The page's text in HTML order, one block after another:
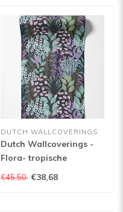
DUTCH WALLCOVERINGS
Dutch Wallcoverings -
Flora- tropische
bladeren
€45,50 €38,68